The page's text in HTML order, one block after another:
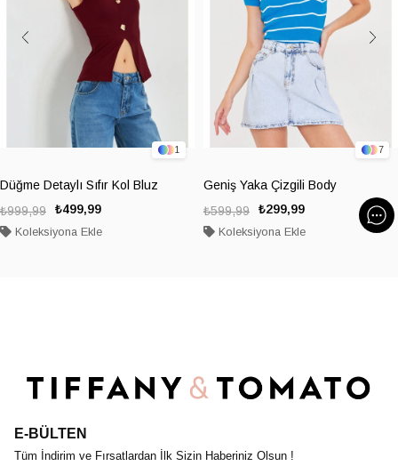
1
Düğme Detaylı Sıfır Kol Bluz
₺499,99
₺999,99
Koleksiyona Ekle
7
Geniş Yaka Çizgili Body
₺299,99
₺599,99
Koleksiyona Ekle
E-BÜLTEN
Tüm İndirim ve Fırsatlardan İlk Sizin Haberiniz Olsun !